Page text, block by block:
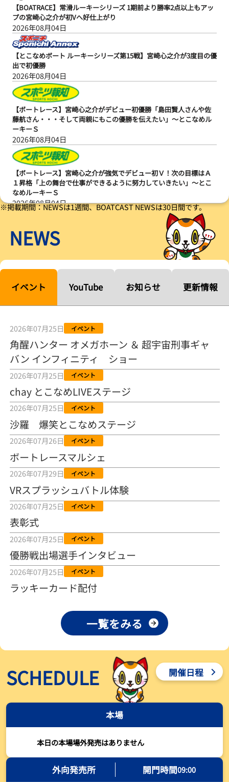
【BOATRACE】常滑ルーキーシリーズ 1期前より勝率2点以上もアッ
プの宮崎心之介が初Vへ好仕上がり
2026年08月04日
【とこなめボート ルーキーシリーズ第15戦】宮崎心之介が3度目の優
出で初優勝
2026年08月04日
【ボートレース】宮崎心之介がデビュー初優勝「島田賢人さんや佐
藤航さん・・・そして両親にもこの優勝を伝えたい」～とこなめル
ーキーＳ
2026年08月04日
【ボートレース】宮崎心之介が強気でデビュー初Ｖ！次の目標はＡ
１昇格「上の舞台で仕事ができるように努力していきたい」～とこ
なめルーキーＳ
2026年08月04日
【ルーキーシリーズ第15戦】塚越海斗「伸びを生かす方向で」4カド
から攻める／とこなめボートレース
【常滑ボート・ルーキーＳ】宮崎心之介 うれしいデビュー初優勝
「このままＡ１になれるように」
2026年08月04日
ド！／常滑ボート
2026年08月04日
【ボートレース】「しょっぱいですね」初優勝の宮崎心之介が水神
祭で満面の笑み／常滑 - 日刊スポーツ
2026年08月04日
【ボート】とこなめルーキーＳ 宮崎心之介がデビューから１年９カ
月で初優勝
2026年08月04日
【ボートレース】12R優勝戦のスタート特訓実施 初Ｖ目指す宮崎心
之介の仕上がり上々／常滑 - 日刊スポーツ
2026年08月04日
【とこなめボート ルーキーシリーズ第15戦】荒木颯斗 当地フレッシ
ュルーキーが初Vで恩返しを
2026年08月03日
【とこなめボート】ういちの「好配招き猫」ルーキーシリーズ第15
戦～自分の収支状況も想定してこそ〝本物の予想〟！／ボートレー
ス
2026年08月03日
【ボートレース】荒木颯斗が地元唯一の優出！３号艇でデビュー初
Ｖ狙う「自分の好きな感じになっている」～とこなめルーキーＳ
【ボートレース】訓練中の大けが乗り越えデビューした宮崎心之介
が初Ｖ王手「１枠なら負けないと思います」～とこなめルーキーＳ
2026年08月03日
【常滑ボート・ルーキーＳ】津田陸翔はリング交換で気配一変「初
優勝目指して頑張ります」
【とこなめボート・岩瀬仁紀さんコラム】最後は塚越海斗に注目、
【ボートレース】荒木颯斗が地元勢でただ１人優出果たす「地元で
初優勝したい」／常滑 - 日刊スポーツ
2026年08月03日
※掲載期間：NEWSは1週間、BOATCAST NEWSは30日間です。
NEWS
イベント YouTube お知らせ 更新情報
2026年07月25日 イベント
角醒ハンター オメガホーン ＆ 超宇宙刑事ギャ
バン インフィニティ ショー
2026年07月25日 イベント
chay とこなめLIVEステージ
2026年07月25日 イベント
沙羅 爆笑とこなめステージ
2026年07月26日 イベント
ボートレースマルシェ
2026年07月29日 イベント
VRスプラッシュバトル体験
2026年07月25日 イベント
表彰式
2026年07月25日 イベント
優勝戦出場選手インタビュー
2026年07月25日 イベント
ラッキーカード配付
一覧をみる
SCHEDULE 開催日程
本場
本日の本場場外発売はありません
外向発売所 開門時間09:00